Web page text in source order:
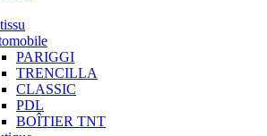
PARIGGI
TRENCILLA
CLASSIC
PDL
BOÎTIER TNT